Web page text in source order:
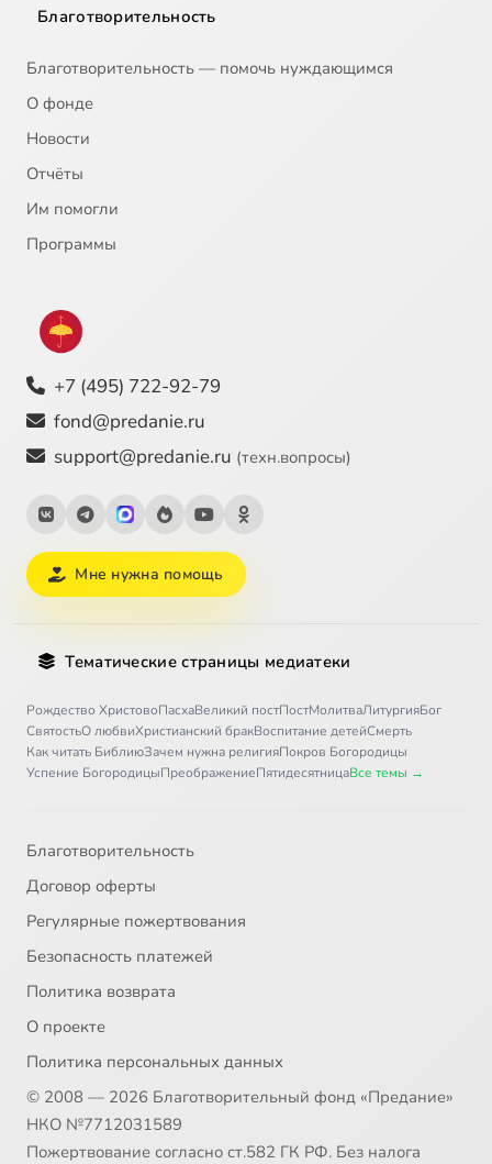
Благотворительность
Благотворительность — помочь нуждающимся
О фонде
Новости
Отчёты
Им помогли
Программы
+7 (495) 722-92-79
fond@predanie.ru
support@predanie.ru (техн.вопросы)
Мне нужна помощь
Тематические страницы медиатеки
Рождество ХристовоПасхаВеликий постПостМолитваЛитургияБог
СвятостьО любвиХристианский бракВоспитание детейСмерть
Как читать БиблиюЗачем нужна религияПокров Богородицы
Успение БогородицыПреображениеПятидесятницаВсе темы →
Благотворительность
Договор оферты
Регулярные пожертвования
Безопасность платежей
Политика возврата
О проекте
Политика персональных данных
© 2008 — 2026 Благотворительный фонд «Предание»
НКО №7712031589
Пожертвование согласно ст.582 ГК РФ. Без налога